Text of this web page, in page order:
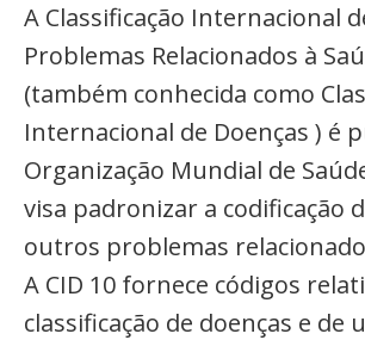
A Classificação Internacional
Problemas Relacionados à
(também conhecida como
Internacional de Doenças ) é
Organização Mundial de
visa padronizar a codificação
outros problemas
A CID 10 fornece códigos
classificação de doenças e de